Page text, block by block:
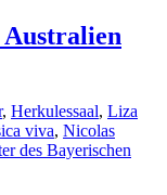
Australien
, Herkulessaal, Liza
viva, Nicolas
des Bayerischen